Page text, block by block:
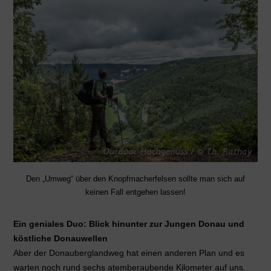
Den „Umweg“ über den Knopfmacherfelsen sollte man sich auf
keinen Fall entgehen lassen!
Ein geniales Duo: Blick hinunter zur Jungen Donau und
köstliche Donauwellen
Aber der Donauberglandweg hat einen anderen Plan und es
warten noch rund sechs atemberaubende Kilometer auf uns.